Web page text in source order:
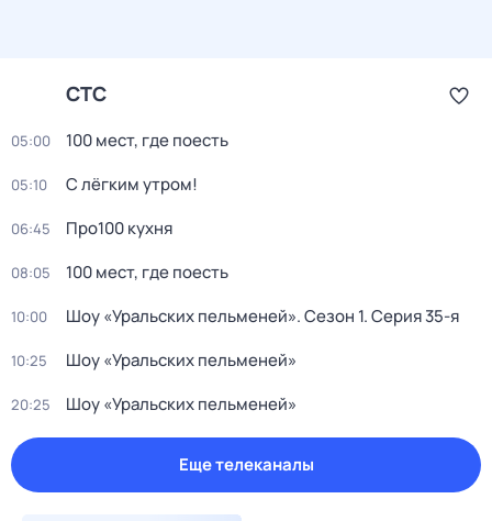
СТС
05:00 100 мест, где поесть
05:10 С лёгким утром!
06:45 Про100 кухня
08:05 100 мест, где поесть
10:00 Шоу «Уральских пельменей». Сезон 1. Серия 35-я
10:25 Шоу «Уральских пельменей»
20:25 Шоу «Уральских пельменей»
Еще телеканалы